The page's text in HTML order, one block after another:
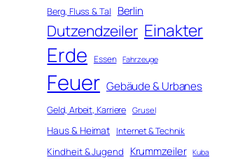
Berg, Fluss & Tal Berlin
Dutzendzeiler Einakter
Erde Essen Fahrzeuge
Feuer Gebäude & Urbanes
Geld, Arbeit, Karriere Grusel
Haus & Heimat Internet & Technik
Kindheit & Jugend Krummzeiler Kuba